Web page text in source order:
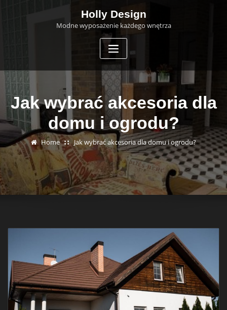
Holly Design
Modne wyposażenie każdego wnętrza
Jak wybrać akcesoria dla
domu i ogrodu?
Home Jak wybrać akcesoria dla domu i ogrodu?